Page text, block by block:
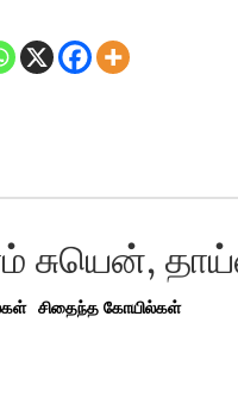
சுயென்,
சிதைந்த கோயில்கள்